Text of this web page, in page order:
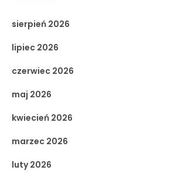
sierpień 2026
lipiec 2026
czerwiec 2026
maj 2026
kwiecień 2026
marzec 2026
luty 2026